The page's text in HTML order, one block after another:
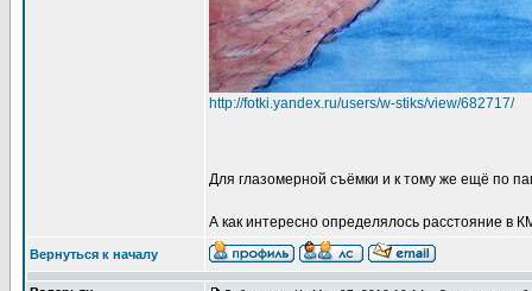
http://fotki.yandex.ru/users/w-stiks/view/682717/
Для глазомерной съёмки и к тому же ещё по
А как интересно определялось расстояние в
Вернуться к началу